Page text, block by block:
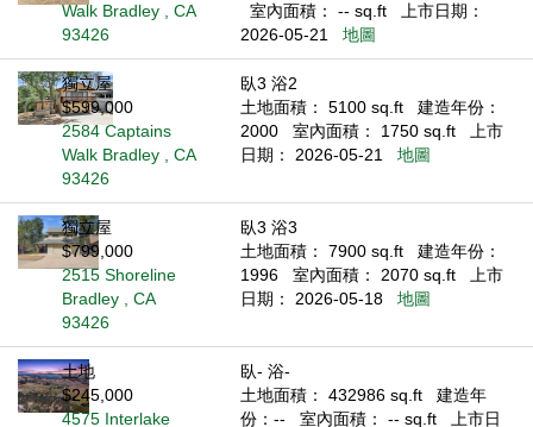
Walk Bradley , CA
93426
室內面積： -- sq.ft
上市日期：
2026-05-21
地圖
獨立屋
$599,000
2584 Captains
Walk Bradley , CA
93426
臥3 浴2
土地面積： 5100 sq.ft
建造年份：
2000
室內面積： 1750 sq.ft
上市
日期： 2026-05-21
地圖
獨立屋
$799,000
2515 Shoreline
Bradley , CA
93426
臥3 浴3
土地面積： 7900 sq.ft
建造年份：
1996
室內面積： 2070 sq.ft
上市
日期： 2026-05-18
地圖
土地
$245,000
4575 Interlake
臥- 浴-
土地面積： 432986 sq.ft
建造年
份：--
室內面積： -- sq.ft 上市日